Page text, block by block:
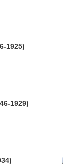
1925)
1929)